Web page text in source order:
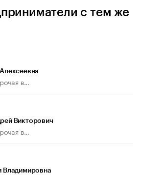
с тем же
в...
Викторович
в...
Владимировна